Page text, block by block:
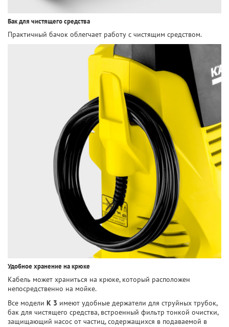
Бак для чистящего средства
Практичный бачок облегчает работу с чистящим средством.
Удобное хранение на крюке
Кабель может храниться на крюке, который расположен
непосредственно на мойке.
Все модели K 3 имеют удобные держатели для струйных трубок,
бак для чистящего средства, встроенный фильтр тонкой очистки,
защищающий насос от частиц, содержащихся в подаваемой в